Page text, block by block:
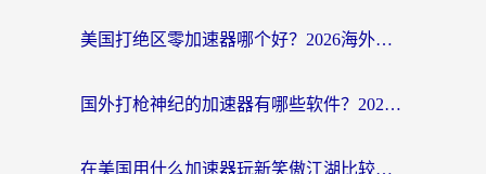
美国打绝区零加速器哪个好？2026海外玩家实测指南（附英国部落冲突梦幻西游加速技巧）
国外打枪神纪的加速器有哪些软件？2026海外玩家亲测实用指南
在美国用什么加速器玩新笑傲江湖比较好一点？海外玩家亲测的靠谱方案